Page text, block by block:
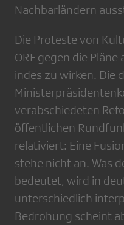
Nachbarländern
Die Proteste von
ORF gegen die
indes zu wirken. Die
verabschiedeten
öffentlichen
relativiert: Eine
stehe nicht an. Was
bedeutet, wird in
unterschiedlich
Bedrohung scheint